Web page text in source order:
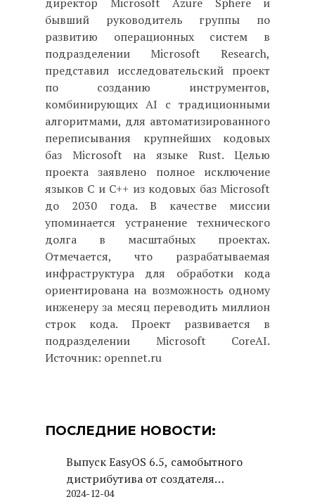
бывший руководитель группы по
развитию операционных систем в
подразделении Microsoft Research,
представил исследовательский проект
по созданию инструментов,
комбинирующих AI с традиционными
алгоритмами, для автоматизированного
переписывания крупнейших кодовых
баз Microsoft на языке Rust. Целью
проекта заявлено полное исключение
языков C и C++ из кодовых баз Microsoft
до 2030 года. В качестве миссии
упоминается устранение технического
долга в масштабных проектах.
Отмечается, что разрабатываемая
инфраструктура для обработки кода
ориентирована на возможность одному
инженеру за месяц переводить миллион
строк кода. Проект развивается в
подразделении Microsoft CoreAI.
Источник: opennet.ru
ПОСЛЕДНИЕ НОВОСТИ:
Выпуск EasyOS 6.5, самобытного
дистрибутива от создателя
Puppy Linux
2024-12-04